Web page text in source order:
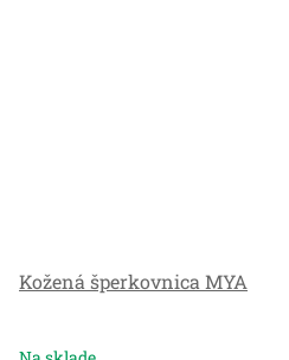
Kožená šperkovnica MYA